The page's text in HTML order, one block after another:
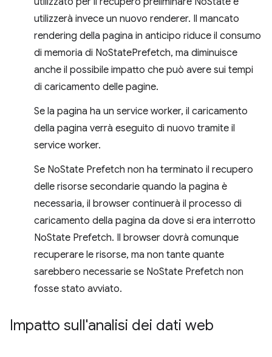
utilizzerà invece un nuovo renderer. Il mancato
rendering della pagina in anticipo riduce il consumo
di memoria di NoStatePrefetch, ma diminuisce
anche il possibile impatto che può avere sui tempi
di caricamento delle pagine.
Se la pagina ha un service worker, il caricamento
della pagina verrà eseguito di nuovo tramite il
service worker.
Se NoState Prefetch non ha terminato il recupero
delle risorse secondarie quando la pagina è
necessaria, il browser continuerà il processo di
caricamento della pagina da dove si era interrotto
NoState Prefetch. Il browser dovrà comunque
recuperare le risorse, ma non tante quante
sarebbero necessarie se NoState Prefetch non
fosse stato avviato.
Impatto sull'analisi dei dati web